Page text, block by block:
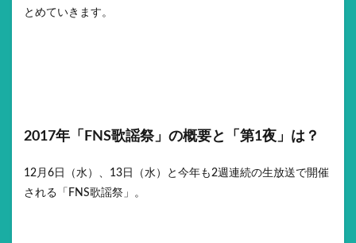
とめていきます。
2017年「FNS歌謡祭」の概要と「第1夜」は？
12月6日（水）、13日（水）と今年も2週連続の生放送で開催
される「FNS歌謡祭」。